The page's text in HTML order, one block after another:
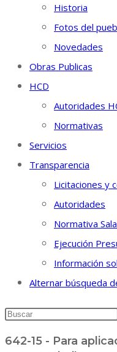
Historia
Fotos del
Novedades
Obras Publicas
HCD
Autoridades
Normativas
Servicios
Transparencia
Licitaciones y
Autoridades
Normativa
Ejecución
Información
Alternar búsqueda
642-15 - Para